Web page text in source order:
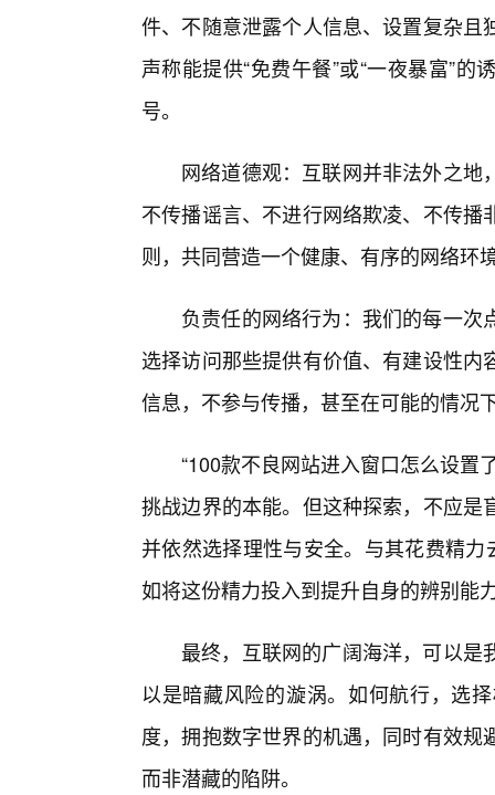
件、不随意泄露个人信息、设置复杂
声称能提供“免费午餐”或“一夜暴富”
号。
网络道德观：互联网并非法外之
不传播谣言、不进行网络欺凌、不传
则，共同营造一个健康、有序的网络环
负责任的网络行为：我们的每一
选择访问那些提供有价值、有建设性
信息，不参与传播，甚至在可能的情况
“100款不良网站进入窗口怎么设置
挑战边界的本能。但这种探索，不应
并依然选择理性与安全。与其花费精
如将这份精力投入到提升自身的辨别能
最终，互联网的广阔海洋，可以是
以是暗藏风险的漩涡。如何航行，选
度，拥抱数字世界的机遇，同时有效
而非潜藏的陷阱。